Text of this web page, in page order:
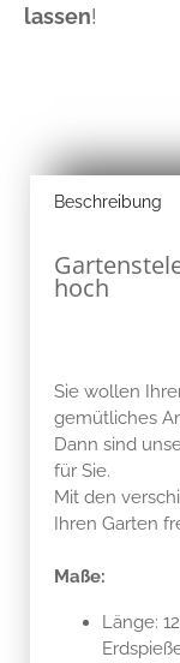
lassen!
Beschreibung
hoch
Sie wollen
gemütliches
Dann sind
für Sie.
Mit den
Ihren Garten
Maße:
Länge: